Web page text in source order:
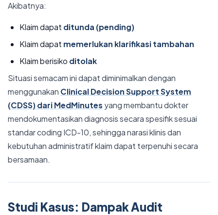
Akibatnya:
Klaim dapat ditunda (pending)
Klaim dapat memerlukan klarifikasi tambahan
Klaim berisiko ditolak
Situasi semacam ini dapat diminimalkan dengan
menggunakan Clinical Decision Support System
(CDSS) dari MedMinutes yang membantu dokter
mendokumentasikan diagnosis secara spesifik sesuai
standar coding ICD-10, sehingga narasi klinis dan
kebutuhan administratif klaim dapat terpenuhi secara
bersamaan.
Studi Kasus: Dampak Audit